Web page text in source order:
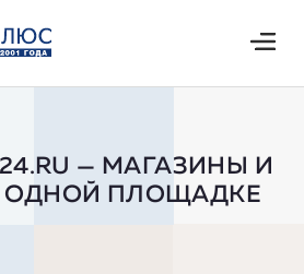
— МАГАЗИНЫ И
ОДНОЙ ПЛОЩАДКЕ